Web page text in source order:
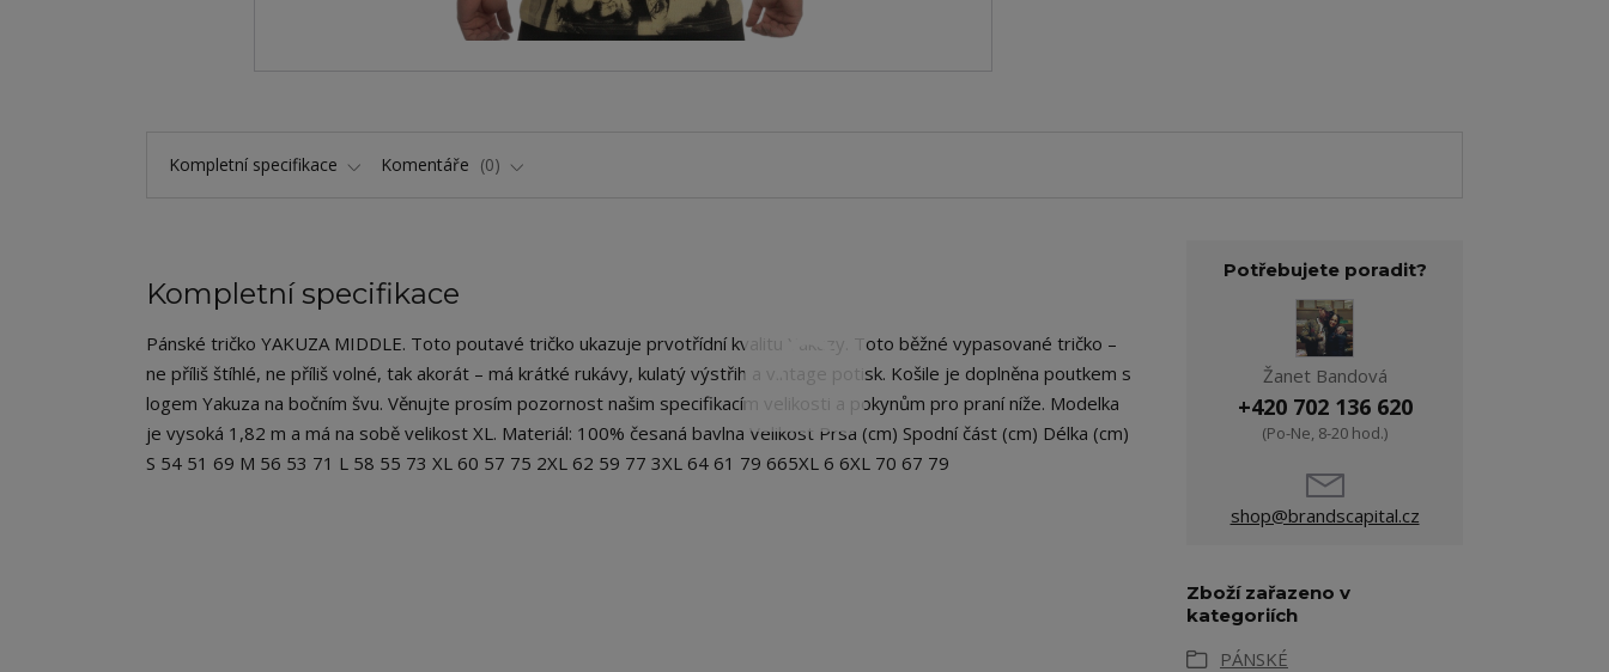
Kompletní specifikace Komentáře 0
Kompletní specifikace
Pánské tričko YAKUZA MIDDLE. Toto poutavé tričko ukazuje prvotřídní kvalitu Yakuzy. Toto běžné vypasované tričko –
ne příliš štíhlé, ne příliš volné, tak akorát – má krátké rukávy, kulatý výstřih a vintage potisk. Košile je doplněna poutkem s
logem Yakuza na bočním švu. Věnujte prosím pozornost našim specifikacím velikosti a pokynům pro praní níže. Modelka
je vysoká 1,82 m a má na sobě velikost XL. Materiál: 100% česaná bavlna Velikost Prsa (cm) Spodní část (cm) Délka (cm)
S 54 51 69 M 56 53 71 L 58 55 73 XL 60 57 75 2XL 62 59 77 3XL 64 61 79 665XL 6 6XL 70 67 79
Potřebujete poradit?
Žanet Bandová
+420 702 136 620
(Po-Ne, 8-20 hod.)
shop@brandscapital.cz
Zboží zařazeno v
kategoriích
PÁNSKÉ